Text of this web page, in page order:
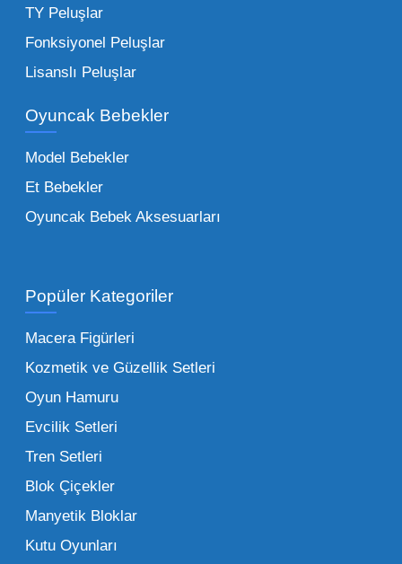
harçlıklarıyla kolayca alabildiği ürünlerdir.
Çocuk Oyuncakları Toptan Seçenekleri:
Bebeklik döneminden ergenliğe kadar geniş
toptan tedariği yaparken, piyasadaki en son
figürlerden geleneksel oyun setlerine kadar
her şeyi portföyümüzde bulabilirsiniz.
İşletmeler için toptan oyuncak satış ve alımı
şüphesiz ki birim maliyetin düşmesidir.
Oyuncak toptan kanalına geçildiğinde,
perakende satış fiyatı ile alış fiyatı arasındaki
makas açılır ve bu da ciddi kâr marjları elde
edilmesini sağlar. Toplu alımlarda uygulanan
dönemlerinde işletmenizin finansal olarak
rahatlamasına yardımcı olur.
TY Peluşlar
Fonksiyonel Peluşlar
Lisanslı Peluşlar
Oyuncak Bebekler
Model Bebekler
Et Bebekler
Oyuncak Bebek Aksesuarları
Popüler Kategoriler
Macera Figürleri
Kozmetik ve Güzellik Setleri
Oyun Hamuru
Evcilik Setleri
Tren Setleri
Blok Çiçekler
Manyetik Bloklar
Kutu Oyunları